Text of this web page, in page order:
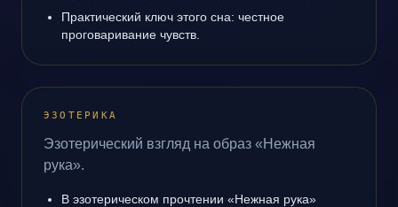
Практический ключ этого сна: честное
проговаривание чувств.
ЭЗОТЕРИКА
Эзотерический взгляд на образ «Нежная
рука».
В эзотерическом прочтении «Нежная рука»